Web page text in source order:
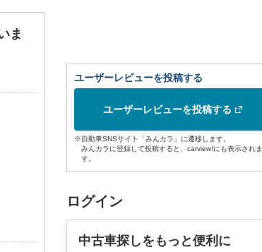
ま
ユーザーレビューを投稿する
ユーザーレビューを投稿する
※自動車SNSサイト「みんカラ」に遷移します。
みんカラに登録して投稿すると、carview!にも表示されま
す。
ログイン
中古車探しをもっと便利に